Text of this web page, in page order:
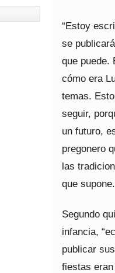
“Estoy
se
que puede.
cómo era
temas.
seguir,
un futuro,
pregonero
las
que supone.
Segundo
infancia,
publicar
fiestas